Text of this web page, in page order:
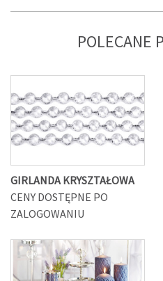
POLECANE
GIRLANDA KRYSZTAŁOWA
CENY DOSTĘPNE PO
ZALOGOWANIU